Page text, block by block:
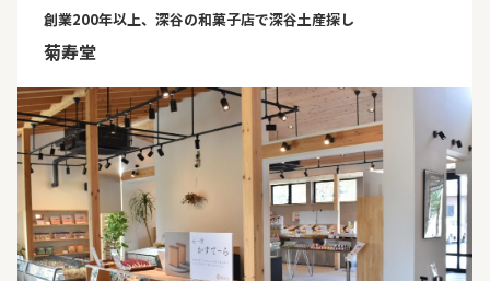
創業200年以上、深谷の和菓子店で深谷土産探し
菊寿堂